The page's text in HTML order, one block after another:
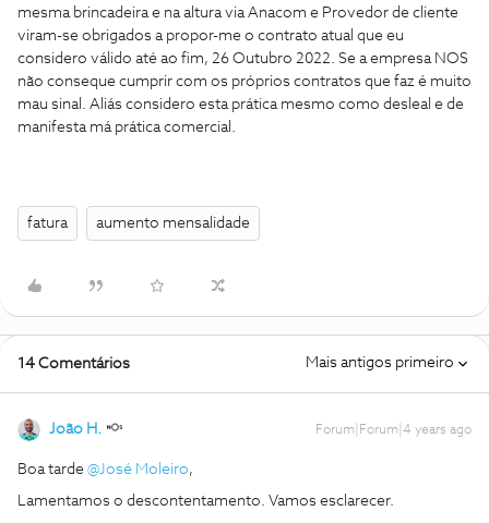
mesma brincadeira e na altura via Anacom e Provedor de cliente
viram-se obrigados a propor-me o contrato atual que eu
considero válido até ao fim, 26 Outubro 2022. Se a empresa NOS
não conseque cumprir com os próprios contratos que faz é muito
mau sinal. Aliás considero esta prática mesmo como desleal e de
manifesta má prática comercial.
fatura aumento mensalidade
14 Comentários Mais antigos primeiro
João H. Forum|Forum|4 years ago
Boa tarde @José Moleiro,
Lamentamos o descontentamento. Vamos esclarecer.